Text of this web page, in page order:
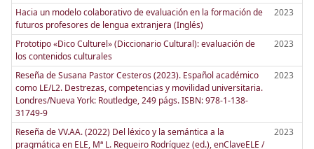
Hacia un modelo colaborativo de evaluación en la formación de
futuros profesores de lengua extranjera (Inglés)
2023
Prototipo «Dico Culturel» (Diccionario Cultural): evaluación de
los contenidos culturales
2023
Reseña de Susana Pastor Cesteros (2023). Español académico
como LE/L2. Destrezas, competencias y movilidad universitaria.
Londres/Nueva York: Routledge, 249 págs. ISBN: 978-1-138-
31749-9
2023
Reseña de VV.AA. (2022) Del léxico y la semántica a la
pragmática en ELE, Mª L. Regueiro Rodríguez (ed.), enClaveELE /
2023